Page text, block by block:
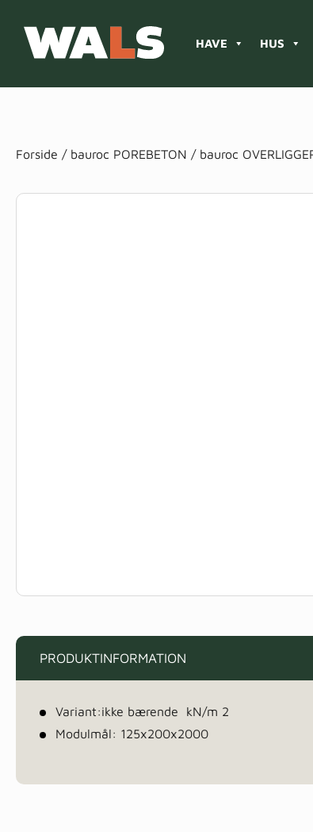
HAVE HUS
Forside / bauroc POREBETON / bauroc
PRODUKTINFORMATION
Variant:ikke bærende kN/m 2
Modulmål: 125x200x2000